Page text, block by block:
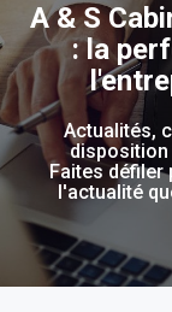
A & S
: la
Actualités,
disposition
Faites défiler
l'actualité